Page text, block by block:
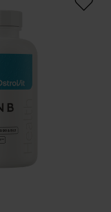
pour végétaliens